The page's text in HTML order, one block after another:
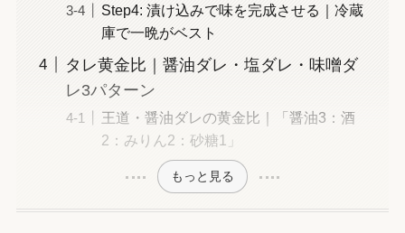
Step4: 漬け込みで味を完成させる｜冷蔵
庫で一晩がベスト
タレ黄金比｜醤油ダレ・塩ダレ・味噌ダ
レ3パターン
王道・醤油ダレの黄金比｜「醤油3：酒
2：みりん2：砂糖1」
もっと見る